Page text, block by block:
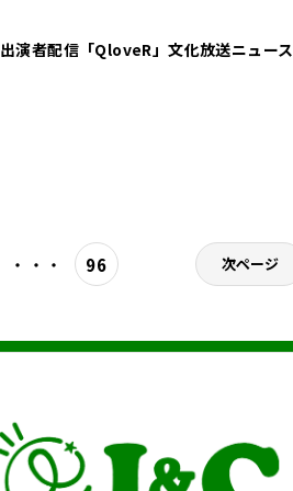
出演者配信「QloveR」文化放送ニュース
・・・ 96 次ページ